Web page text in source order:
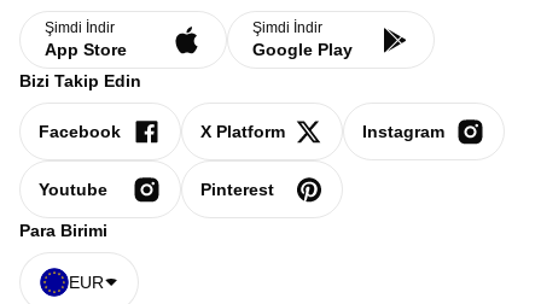
Şimdi İndir
App Store
Şimdi İndir
Google Play
Bizi Takip Edin
Facebook X Platform Instagram
Youtube Pinterest
Para Birimi
EUR